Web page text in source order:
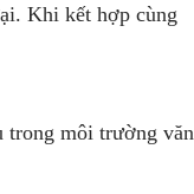
Khi kết hợp cùng
trong môi trường văn